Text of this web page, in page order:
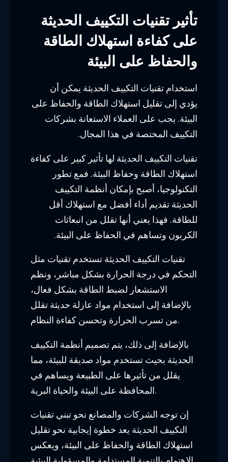
تأثير تقنيات التكييف الحديثة
على كفاءة استهلاك الطاقة
والحفاظ على البيئة
استخدام تقنيات التكييف الحديثة يمكن أن
يؤدي إلى تقليل استهلاك الطاقة والحفاظ على
البيئة. يجب على العملاء الاستعانة بشركات
التكييف المختصة في هذا المجال.
تقنيات التكييف الحديثة لها تأثير كبير على كفاءة
استهلاك الطاقة وحفاظ البيئة. فمع تطور
التكنولوجيا، أصبح بإمكان أنظمة التكييف
الحديثة تقديم أداء أفضل مع استهلاك أقل
للطاقة. فهذا يعني أنها تقلل من انبعاثات
الكربون وتساهم في الحفاظ على البيئة.
تقنيات التكييف الحديثة تستخدم تقنيات مثل
التحكم في درجة الحرارة بشكل مباشر، ونظم
الاستشعار لضبط الطاقة بشكل فعال،
بالإضافة إلى استخدام مواد عازلة حديثة تقلل
من تسرب الحرارة وتحسن كفاءة النظام.
بالإضافة إلى ذلك، يتم تصميم أنظمة التكييف
الحديثة بحيث تستخدم مواد صديقة للبيئة، مما
يقلل من تأثيرها على الطبيعة ويساهم في
المحافظة على البيئة والحياة البرية.
إن توجه الشركات والمصانع نحو تبني تقنيات
التكييف الحديثة يعد خطوة إيجابية نحو تقليل
استهلاك الطاقة والحفاظ على البيئة، ويعكس